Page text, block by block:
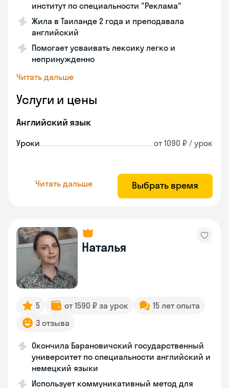
институт по специальности "Реклама"
Жила в Таиланде 2 года и преподавала
английский
Помогает усваивать лексику легко и
непринужденно
Читать дальше
Услуги и цены
Английский язык
Уроки от 1090 ₽ / урок
Читать дальше Выбрать время
Наталья
5 от 1590 ₽ за урок
15 лет опыта
3 отзыва
Окончила Барановичский государственный
университет по специальности английский и
немецкий языки
Использует коммуникативный метод для